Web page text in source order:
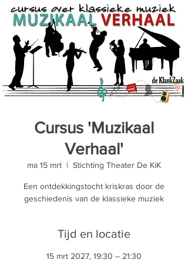
Cursus 'Muzikaal
Verhaal'
ma 15 mrt
  |
Stichting Theater De KiK
Een ontdekkingstocht kriskras door de
geschiedenis van de klassieke muziek
Tijd en locatie
15 mrt 2027, 19:30 – 21:30